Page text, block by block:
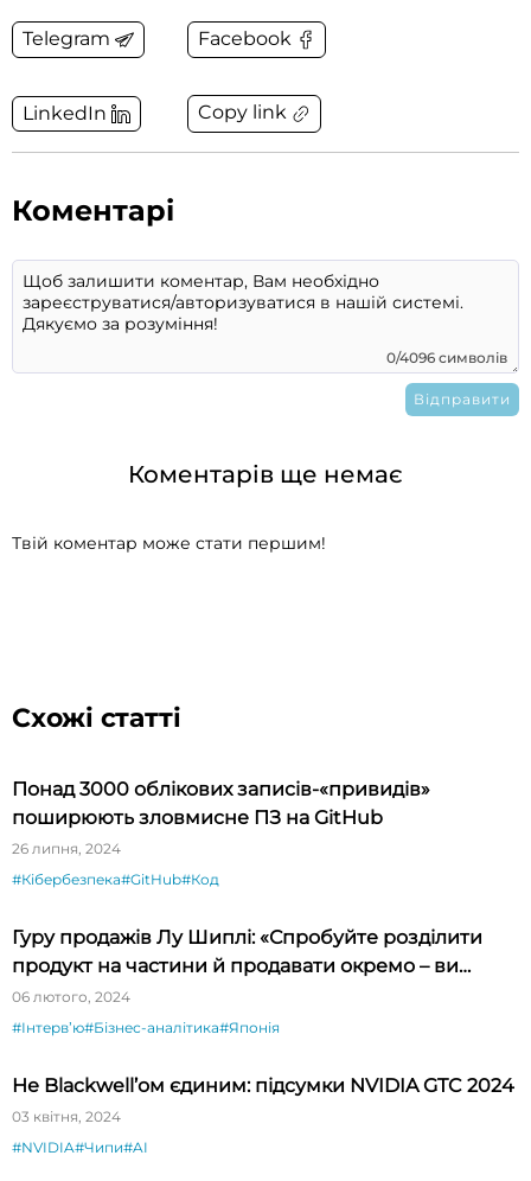
Telegram Facebook
LinkedIn Copy link
Коментарі
0/4096 символів
Коментарів ще немає
Твій коментар може стати першим!
Схожі статті
Понад 3000 облікових записів-«привидів»
поширюють зловмисне ПЗ на GitHub
26 липня, 2024
#Кібербезпека#GitHub#Код
Гуру продажів Лу Шиплі: «Спробуйте розділити
продукт на частини й продавати окремо – ви
будете вражені»
06 лютого, 2024
#Інтервʼю#Бізнес-аналітика#Японія
Не Blackwell’ом єдиним: підсумки NVIDIA GTC 2024
03 квітня, 2024
#NVIDIA#Чипи#AI